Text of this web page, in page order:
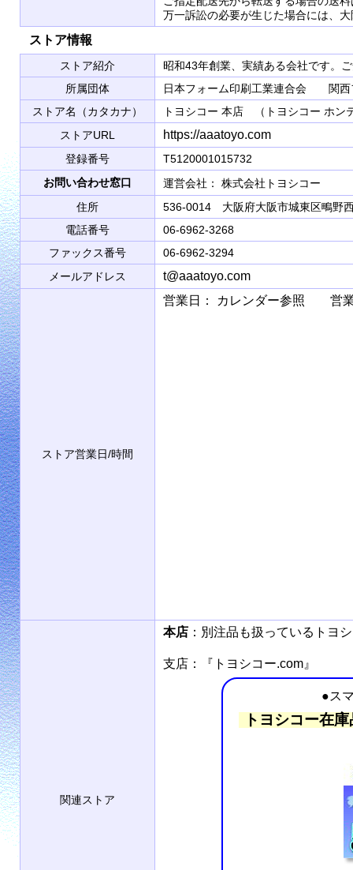
万一訴訟の必要が生じた場合には、
ストア情報
ストア紹介
昭和43年創業、実績ある会社です。
所属団体
日本フォーム印刷工業連合会 関
ストア名（カタカナ）
トヨシコー 本店 （トヨシコー ホン
ストアURL
https://aaatoyo.com
登録番号
T5120001015732
お問い合わせ窓口
運営会社： 株式会社トヨシコ
住所
536-0014 大阪府大阪市城東区鴫野
電話番号
06-6962-3268
ファックス番号
06-6962-3294
メールアドレス
t@aaatoyo.com
ストア営業日/時間
営業日： カレンダー参照 営業
関連ストア
本店 ：別注品も扱っているト
支店：『トヨシコー.com』
●ス
トヨシコー在